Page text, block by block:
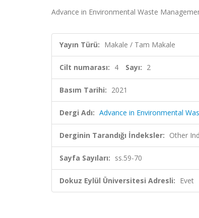
Advance in Environmental Waste
Yayın Türü: Makale / Tam Makale
Cilt numarası: 4 Sayı: 2
Basım Tarihi: 2021
Dergi Adı: Advance in Environmental
Derginin Tarandığı İndeksler: Other
Sayfa Sayıları: ss.59-70
Dokuz Eylül Üniversitesi Adresli: Evet